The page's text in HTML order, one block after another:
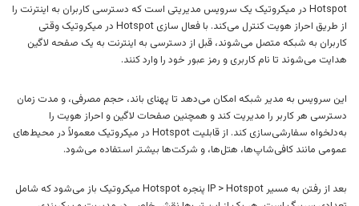
Hotspot در میکروتیک یک سرویس مدیریتی است که دسترسی کاربران به اینترنت را
از طریق احراز هویت کنترل می‌کند. با فعال سازی Hotspot در میکروتیک وقتی
کاربران به شبکه متصل می‌شوند، قبل از دسترسی به اینترنت به یک صفحه لاگین
هدایت می‌شوند تا نام کاربری و رمز عبور خود را وارد کنند.
این سرویس به مدیر شبکه امکان می‌دهد تا پهنای باند، حجم مصرفی، و مدت زمان
دسترسی هر کاربر را مدیریت کند و همچنین صفحات لاگین و احراز هویت را
به‌دلخواه سفارشی‌سازی کند. از قابلیت Hotspot در میکروتیک معمولاً در محیط‌های
عمومی مانند کافی‌شاپ‌ها، هتل‌ها، و شرکت‌ها بیشتر استفاده می‌شود.
بعد از رفتن به مسیر IP > Hotspot پنجره Hotspot میکروتیک باز می‌شود که شامل